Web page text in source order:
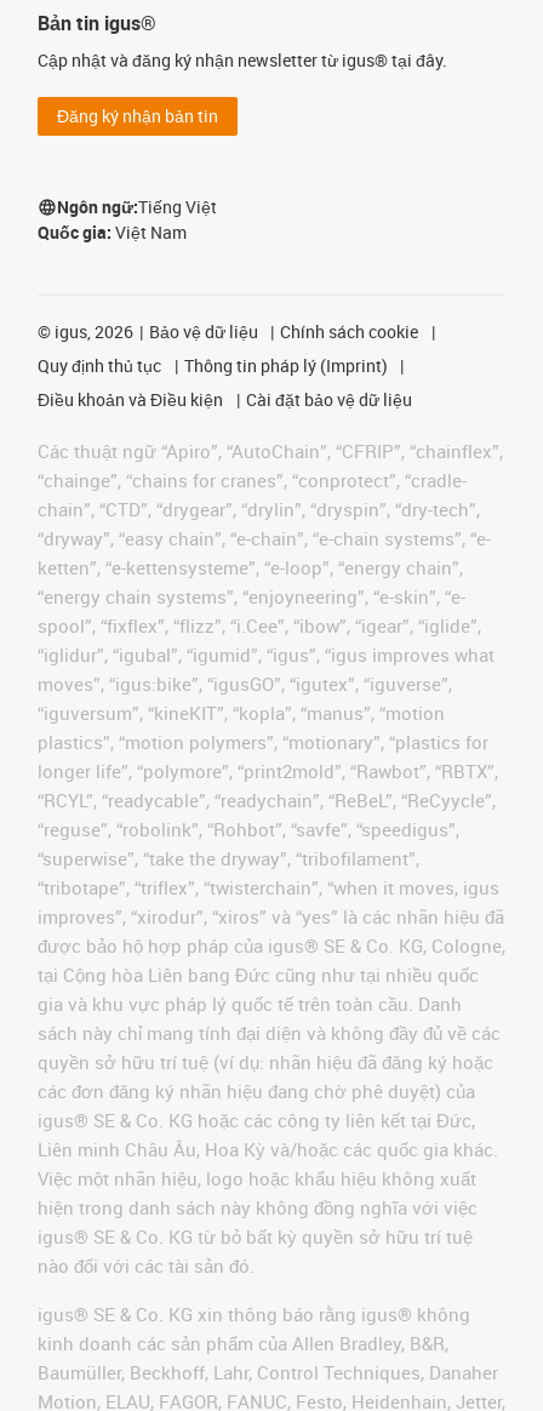
Bản tin igus®
Cập nhật và đăng ký nhận newsletter từ igus® tại đây.
Đăng ký nhận bản tin
Ngôn ngữ:Tiếng Việt
Quốc gia: Việt Nam
© igus, 2026 Bảo vệ dữ liệu
Chính sách cookie
Quy định thủ tục
Thông tin pháp lý (Imprint)
Điều khoản và Điều kiện
Cài đặt bảo vệ dữ liệu
Các thuật ngữ “Apiro”, “AutoChain”, “CFRIP”, “chainflex”,
“chainge”, “chains for cranes”, “conprotect”, “cradle-
chain”, “CTD”, “drygear”, “drylin”, “dryspin”, “dry-tech”,
“dryway”, “easy chain”, “e-chain”, “e-chain systems”, “e-
ketten”, “e-kettensysteme”, “e-loop”, “energy chain”,
“energy chain systems”, “enjoyneering”, “e-skin”, “e-
spool”, “fixflex”, “flizz”, “i.Cee”, “ibow”, “igear”, “iglide”,
“iglidur”, “igubal”, “igumid”, “igus”, “igus improves what
moves”, “igus:bike”, “igusGO”, “igutex”, “iguverse”,
“iguversum”, “kineKIT”, “kopla”, “manus”, “motion
plastics”, “motion polymers”, “motionary”, “plastics for
longer life”, “polymore”, “print2mold”, “Rawbot”, “RBTX”,
“RCYL”, “readycable”, “readychain”, “ReBeL”, “ReCyycle”,
“reguse”, “robolink”, “Rohbot”, “savfe”, “speedigus”,
“superwise”, “take the dryway”, “tribofilament”,
“tribotape”, “triflex”, “twisterchain”, “when it moves, igus
improves”, “xirodur”, “xiros” và “yes” là các nhãn hiệu đã
được bảo hộ hợp pháp của igus® SE & Co. KG, Cologne,
tại Cộng hòa Liên bang Đức cũng như tại nhiều quốc
gia và khu vực pháp lý quốc tế trên toàn cầu. Danh
sách này chỉ mang tính đại diện và không đầy đủ về các
quyền sở hữu trí tuệ (ví dụ: nhãn hiệu đã đăng ký hoặc
các đơn đăng ký nhãn hiệu đang chờ phê duyệt) của
igus® SE & Co. KG hoặc các công ty liên kết tại Đức,
Liên minh Châu Âu, Hoa Kỳ và/hoặc các quốc gia khác.
Việc một nhãn hiệu, logo hoặc khẩu hiệu không xuất
hiện trong danh sách này không đồng nghĩa với việc
igus® SE & Co. KG từ bỏ bất kỳ quyền sở hữu trí tuệ
nào đối với các tài sản đó.
igus® SE & Co. KG xin thông báo rằng igus® không
kinh doanh các sản phẩm của Allen Bradley, B&R,
Baumüller, Beckhoff, Lahr, Control Techniques, Danaher
Motion, ELAU, FAGOR, FANUC, Festo, Heidenhain, Jetter,